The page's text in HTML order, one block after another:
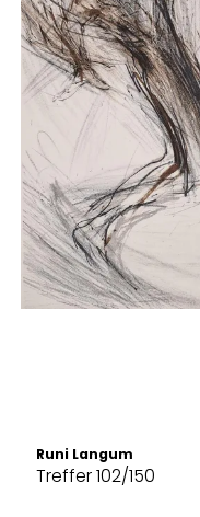
Runi Langum
Treffer 102/150